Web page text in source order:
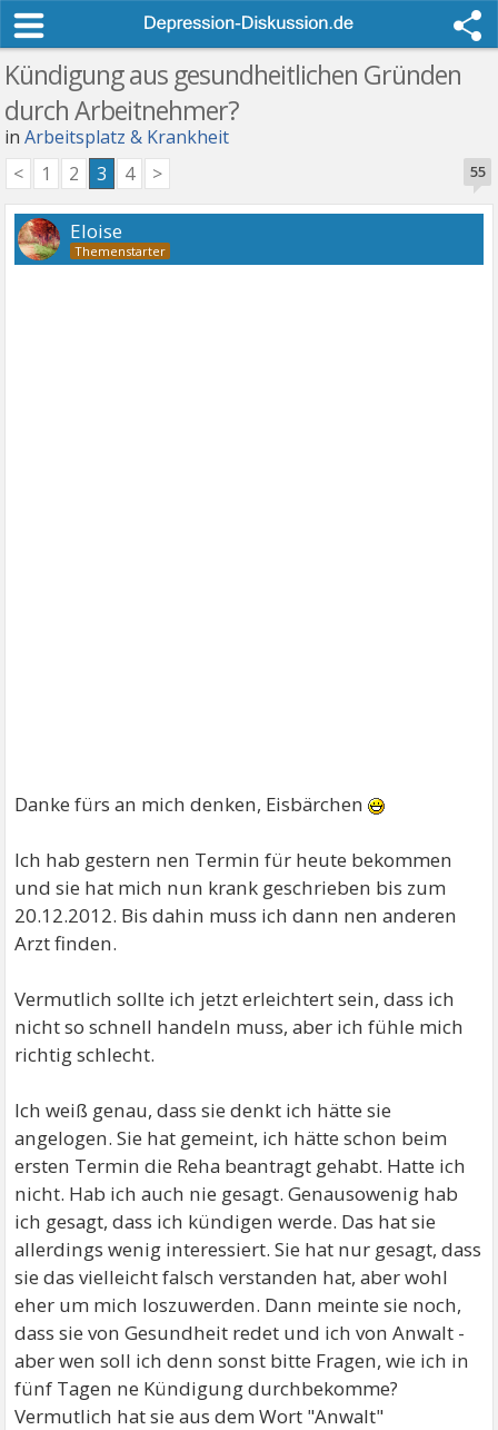
Kündigung aus gesundheitlichen Gründen
durch Arbeitnehmer?
inArbeitsplatz & Krankheit
55
< 1 2 3 4 >
Eloise
Danke fürs an mich denken, Eisbärchen
Ich hab gestern nen Termin für heute bekommen
und sie hat mich nun krank geschrieben bis zum
20.12.2012. Bis dahin muss ich dann nen anderen
Arzt finden.
Vermutlich sollte ich jetzt erleichtert sein, dass ich
nicht so schnell handeln muss, aber ich fühle mich
richtig schlecht.
Ich weiß genau, dass sie denkt ich hätte sie
angelogen. Sie hat gemeint, ich hätte schon beim
ersten Termin die Reha beantragt gehabt. Hatte ich
nicht. Hab ich auch nie gesagt. Genausowenig hab
ich gesagt, dass ich kündigen werde. Das hat sie
allerdings wenig interessiert. Sie hat nur gesagt, dass
sie das vielleicht falsch verstanden hat, aber wohl
eher um mich loszuwerden. Dann meinte sie noch,
dass sie von Gesundheit redet und ich von Anwalt -
aber wen soll ich denn sonst bitte Fragen, wie ich in
fünf Tagen ne Kündigung durchbekomme?
Vermutlich hat sie aus dem Wort "Anwalt"